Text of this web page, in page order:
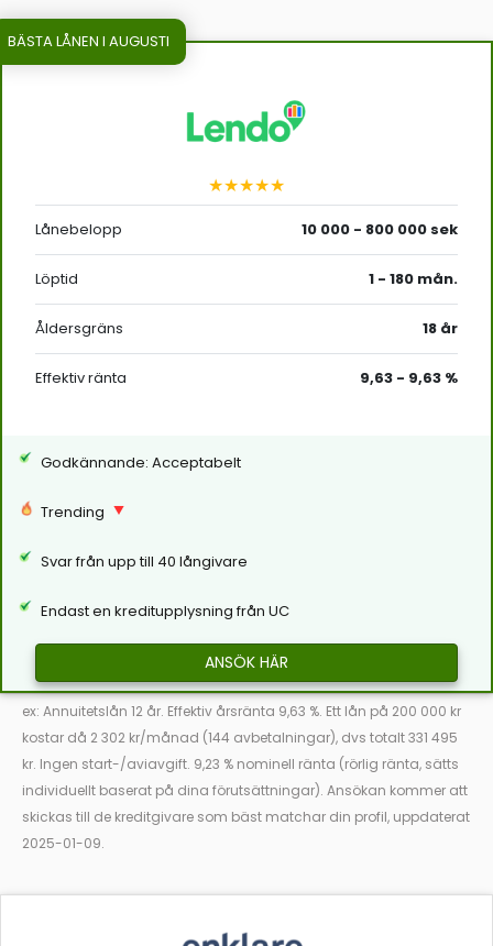
BÄSTA LÅNEN I AUGUSTI
★★★★★
Lånebelopp 10 000 - 800 000 sek
Löptid 1 - 180 mån.
Åldersgräns 18 år
Effektiv ränta 9,63 - 9,63 %
Godkännande: Acceptabelt
Trending
Svar från upp till 40 långivare
Endast en kreditupplysning från UC
ANSÖK HÄR
ex: Annuitetslån 12 år. Effektiv årsränta 9,63 %. Ett lån på 200 000 kr
kostar då 2 302 kr/månad (144 avbetalningar), dvs totalt 331 495
kr. Ingen start-/aviavgift. 9,23 % nominell ränta (rörlig ränta, sätts
individuellt baserat på dina förutsättningar). Ansökan kommer att
skickas till de kreditgivare som bäst matchar din profil, uppdaterat
2025-01-09.